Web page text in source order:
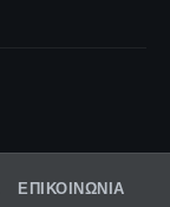
ΕΠΙΚΟΙΝΩΝΊΑ